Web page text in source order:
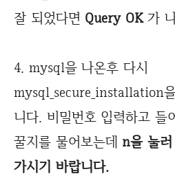
잘 되었다면 Query OK가
4. mysql을 나온후 다시
mysql_secure_installation
니다. 비밀번호 입력하고 들
꿀지를 물어보는데 n을 눌
가시기 바랍니다.